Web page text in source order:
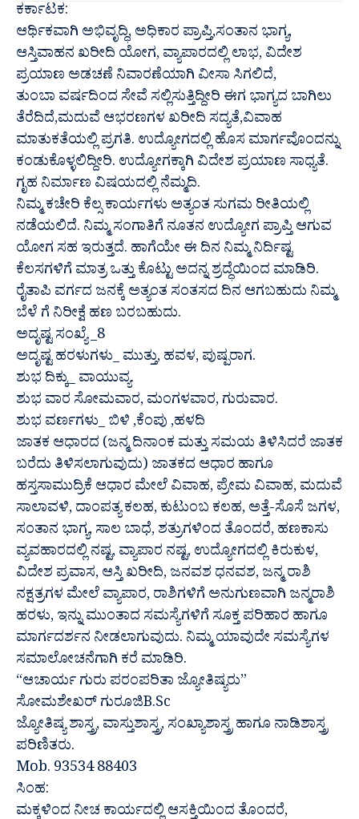
ಕರ್ಕಾಟಕ:
ಆರ್ಥಿಕವಾಗಿ ಅಭಿವೃದ್ಧಿ, ಅಧಿಕಾರ ಪ್ರಾಪ್ತಿ,ಸಂತಾನ ಭಾಗ್ಯ,
ಆಸ್ತಿವಾಹನ ಖರೀದಿ ಯೋಗ, ವ್ಯಾಪಾರದಲ್ಲಿ ಲಾಭ, ವಿದೇಶ
ಪ್ರಯಾಣ ಅಡಚಣೆ ನಿವಾರಣೆಯಾಗಿ ವೀಸಾ ಸಿಗಲಿದೆ,
ತುಂಬಾ ವರ್ಷದಿಂದ ಸೇವೆ ಸಲ್ಲಿಸುತ್ತಿದ್ದೀರಿ ಈಗ ಭಾಗ್ಯದ ಬಾಗಿಲು
ತೆರೆದಿದೆ,ಮದುವೆ ಆಭರಣಗಳ ಖರೀದಿ ಸದ್ಯತೆ,ವಿವಾಹ
ಮಾತುಕತೆಯಲ್ಲಿ ಪ್ರಗತಿ. ಉದ್ಯೋಗದಲ್ಲಿ ಹೊಸ ಮಾರ್ಗವೊಂದನ್ನು
ಕಂಡುಕೊಳ್ಳಲಿದ್ದೀರಿ. ಉದ್ಯೋಗಕ್ಕಾಗಿ ವಿದೇಶ ಪ್ರಯಾಣ ಸಾಧ್ಯತೆ.
ಗೃಹ ನಿರ್ಮಾಣ ವಿಷಯದಲ್ಲಿ ನೆಮ್ಮದಿ.
ನಿಮ್ಮ ಕಚೇರಿ ಕೆಲ್ಸ ಕಾರ್ಯಗಳು ಅತ್ಯಂತ ಸುಗಮ ರೀತಿಯಲ್ಲಿ
ನಡೆಯಲಿದೆ. ನಿಮ್ಮ ಸಂಗಾತಿಗೆ ನೂತನ ಉದ್ಯೋಗ ಪ್ರಾಪ್ತಿ ಆಗುವ
ಯೋಗ ಸಹ ಇರುತ್ತದೆ. ಹಾಗೆಯೇ ಈ ದಿನ ನಿಮ್ಮ ನಿರ್ದಿಷ್ಟ
ಕೆಲಸಗಳಿಗೆ ಮಾತ್ರ ಒತ್ತು ಕೊಟ್ಟು ಅದನ್ನ ಶ್ರದ್ಧೆಯಿಂದ ಮಾಡಿರಿ.
ರೈತಾಪಿ ವರ್ಗದ ಜನಕ್ಕೆ ಅತ್ಯಂತ ಸಂತಸದ ದಿನ ಆಗಬಹುದು ನಿಮ್ಮ
ಬೆಳೆ ಗೆ ನಿರೀಕ್ಷೆ ಹಣ ಬರಬಹುದು.
ಅದೃಷ್ಟ ಸಂಖ್ಯೆ _8
ಅದೃಷ್ಟ ಹರಳುಗಳು_ ಮುತ್ತು, ಹವಳ, ಪುಷ್ಪರಾಗ.
ಶುಭ ದಿಕ್ಕು_ ವಾಯುವ್ಯ.
ಶುಭ ವಾರ ಸೋಮವಾರ, ಮಂಗಳವಾರ, ಗುರುವಾರ.
ಶುಭ ವರ್ಣಗಳು_ ಬಿಳಿ ,ಕೆಂಪು ,ಹಳದಿ
ಜಾತಕ ಆಧಾರದ (ಜನ್ಮ ದಿನಾಂಕ ಮತ್ತು ಸಮಯ ತಿಳಿಸಿದರೆ ಜಾತಕ
ಬರೆದು ತಿಳಿಸಲಾಗುವುದು) ಜಾತಕದ ಆಧಾರ ಹಾಗೂ
ಹಸ್ತಸಾಮುದ್ರಿಕೆ ಆಧಾರ ಮೇಲೆ ವಿವಾಹ, ಪ್ರೇಮ ವಿವಾಹ, ಮದುವೆ
ಸಾಲಾವಳಿ, ದಾಂಪತ್ಯ ಕಲಹ, ಕುಟುಂಬ ಕಲಹ, ಅತ್ತೆ-ಸೊಸೆ ಜಗಳ,
ಸಂತಾನ ಭಾಗ್ಯ, ಸಾಲ ಬಾಧೆ, ಶತ್ರುಗಳಿಂದ ತೊಂದರೆ, ಹಣಕಾಸು
ವ್ಯವಹಾರದಲ್ಲಿ ನಷ್ಟ, ವ್ಯಾಪಾರ ನಷ್ಟ, ಉದ್ಯೋಗದಲ್ಲಿ ಕಿರುಕುಳ,
ವಿದೇಶ ಪ್ರವಾಸ, ಆಸ್ತಿ ಖರೀದಿ, ಜನವಶ ಧನವಶ, ಜನ್ಮ ರಾಶಿ
ನಕ್ಷತ್ರಗಳ ಮೇಲೆ ವ್ಯಾಪಾರ, ರಾಶಿಗಳಿಗೆ ಅನುಗುಣವಾಗಿ ಜನ್ಮರಾಶಿ
ಹರಳು, ಇನ್ನು ಮುಂತಾದ ಸಮಸ್ಯೆಗಳಿಗೆ ಸೂಕ್ತ ಪರಿಹಾರ ಹಾಗೂ
ಮಾರ್ಗದರ್ಶನ ನೀಡಲಾಗುವುದು. ನಿಮ್ಮ ಯಾವುದೇ ಸಮಸ್ಯೆಗಳ
ಸಮಾಲೋಚನೆಗಾಗಿ ಕರೆ ಮಾಡಿರಿ.
“ಆಚಾರ್ಯ ಗುರು ಪರಂಪರಿತಾ ಜ್ಯೋತಿಷ್ಯರು”
ಸೋಮಶೇಖರ್ ಗುರೂಜಿB.Sc
ಜ್ಯೋತಿಷ್ಯ ಶಾಸ್ತ್ರ, ವಾಸ್ತುಶಾಸ್ತ್ರ, ಸಂಖ್ಯಾಶಾಸ್ತ್ರ ಹಾಗೂ ನಾಡಿಶಾಸ್ತ್ರ
ಪರಿಣಿತರು.
Mob. 93534 88403
ಸಿಂಹ:
ಮಕ್ಕಳಿಂದ ನೀಚ ಕಾರ್ಯದಲ್ಲಿ ಆಸಕ್ತಿಯಿಂದ ತೊಂದರೆ,